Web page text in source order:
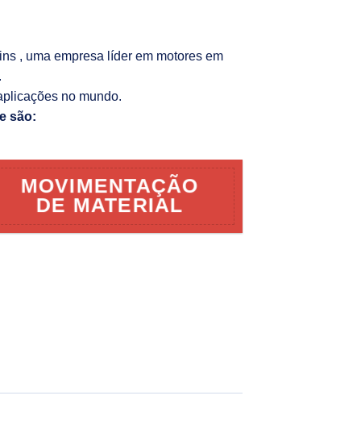
, uma empresa líder em motores em
no mundo.
são:
MOVIMENTAÇÃO
DE MATERIAL